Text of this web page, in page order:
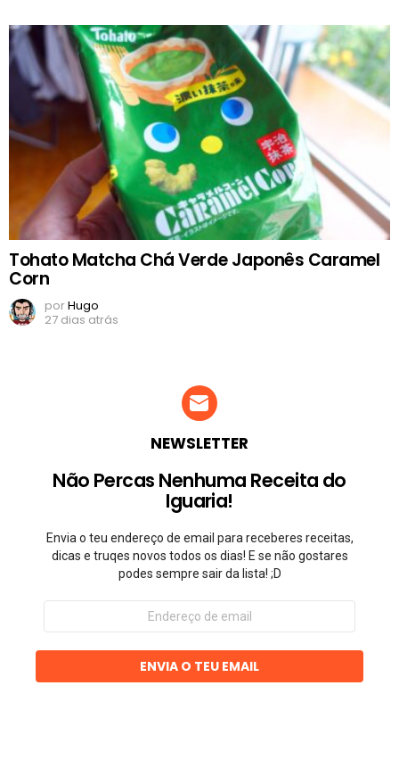
Tohato Matcha Chá Verde Japonês Caramel
Corn
porHugo
27 dias atrás
NEWSLETTER
Não Percas Nenhuma Receita do
Iguaria!
Envia o teu endereço de email para receberes receitas,
dicas e truqes novos todos os dias! E se não gostares
podes sempre sair da lista! ;D
Endereço
email
ENVIA O TEU EMAIL